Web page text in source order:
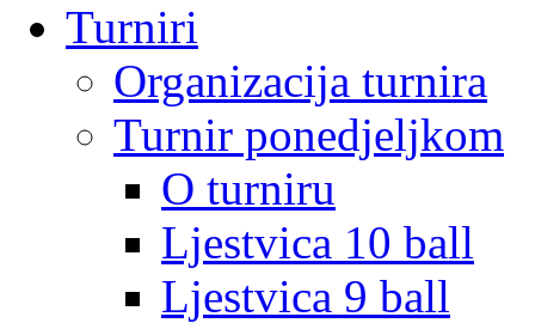
Turniri
Organizacija turnira
Turnir ponedjeljkom
O turniru
Ljestvica 10 ball
Ljestvica 9 ball